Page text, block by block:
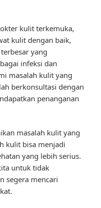
kulit terkemuka,
kulit dengan baik,
yang
infeksi dan
masalah kulit yang
berkonsultasi dengan
penanganan
masalah kulit yang
kulit bisa menjadi
yang lebih serius.
untuk tidak
segera mencari